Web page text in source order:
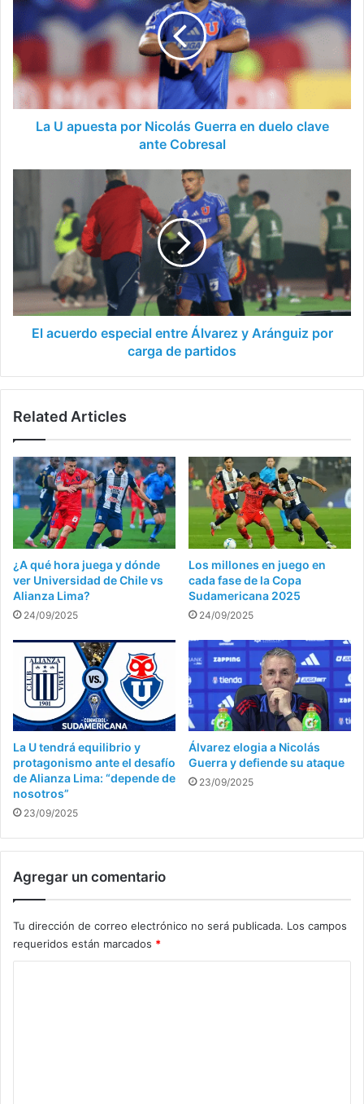
apuesta
Nicolás
Guerra
en
duelo
clave
La U apuesta por Nicolás Guerra en duelo clave
ante Cobresal
entre
Aránguiz
por
carga
El acuerdo especial entre Álvarez y Aránguiz por
carga de partidos
Related Articles
¿A qué hora juega y dónde
ver Universidad de Chile vs
Alianza Lima?
24/09/2025
Los millones en juego en
cada fase de la Copa
Sudamericana 2025
24/09/2025
La U tendrá equilibrio y
protagonismo ante el desafío
de Alianza Lima: “depende de
nosotros”
23/09/2025
Álvarez elogia a Nicolás
Guerra y defiende su ataque
23/09/2025
Agregar un comentario
Tu dirección de correo electrónico no será publicada. Los campos
requeridos están marcados *